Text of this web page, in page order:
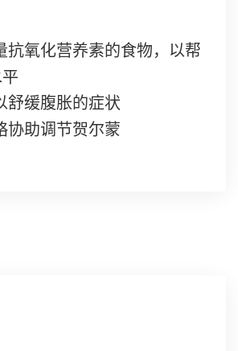
抗氧化营养素的食物，以帮
舒缓腹胀的症状
协助调节贺尔蒙